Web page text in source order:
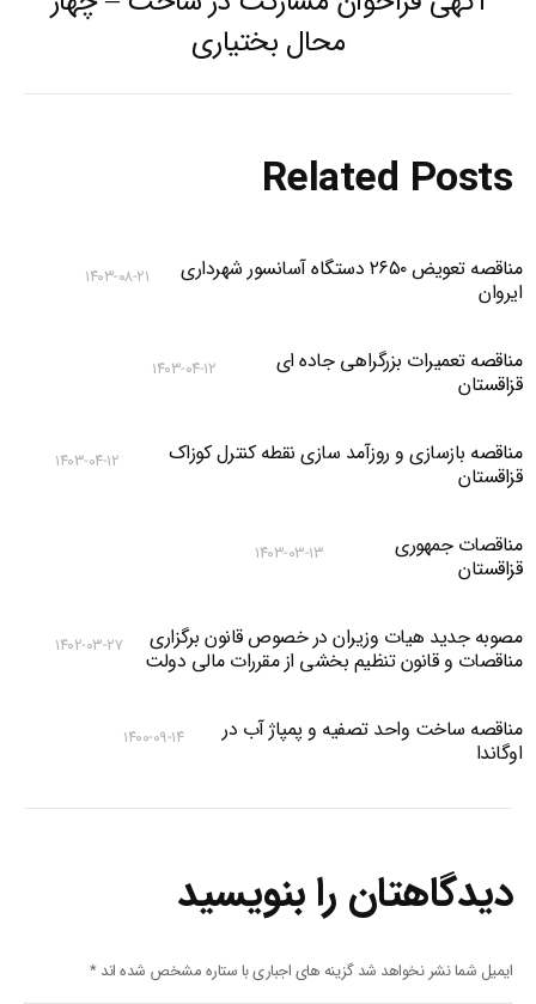
Previous
post:
محال بختیاری
Related Posts
مناقصه تعویض ۲۶۵۰ دستگاه آسانسور شهرداری
ایروان
۱۴۰۳-۰۸-۲۱
مناقصه تعمیرات بزرگراهی جاده ای
قزاقستان
۱۴۰۳-۰۴-۱۲
مناقصه بازسازی و روزآمد سازی نقطه کنترل کوزاک
قزاقستان
۱۴۰۳-۰۴-۱۲
مناقصات جمهوری
قزاقستان
۱۴۰۳-۰۳-۱۳
مصوبه جدید هیات وزیران در خصوص قانون برگزاری
مناقصات و قانون تنظیم بخشی از مقررات مالی دولت
۱۴۰۲-۰۳-۲۷
مناقصه ساخت واحد تصفیه و پمپاژ آب در
اوگاندا
۱۴۰۰-۰۹-۱۴
دیدگاهتان را بنویسید
ایمیل شما نشر نخواهد شد گزینه های اجباری با ستاره مشخص شده اند*